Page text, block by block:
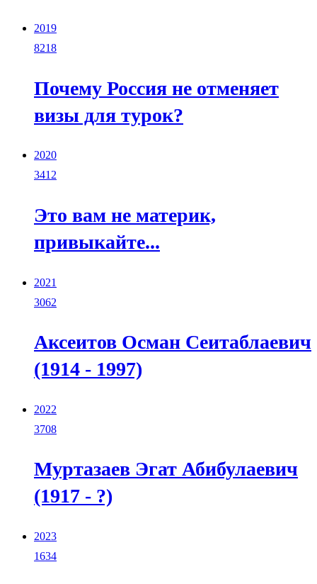
2019
8218
Почему Россия не отменяет
визы для турок?
2020
3412
Это вам не материк,
привыкайте...
2021
3062
Аксеитов Осман Сеитаблаевич
(1914 - 1997)
2022
3708
Муртазаев Эгат Абибулаевич
(1917 - ?)
2023
1634